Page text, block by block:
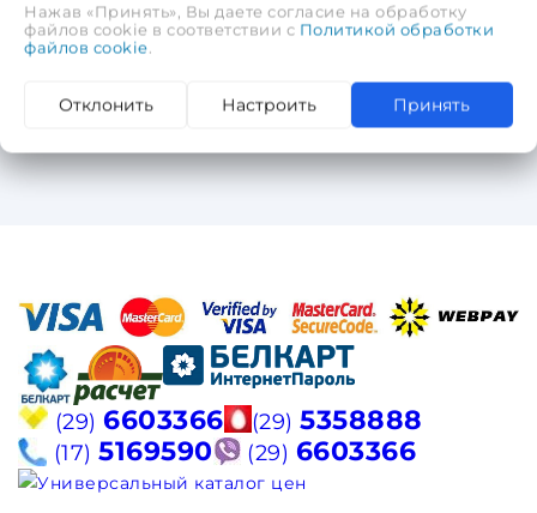
(29) 6603366 (29) 5358888
(17) 5169590 (29) 6603366
Нажав «Принять», Вы даете согласие на обработку
файлов cookie в соответствии с Политикой обработки
файлов cookie.
Отклонить Настроить Принять